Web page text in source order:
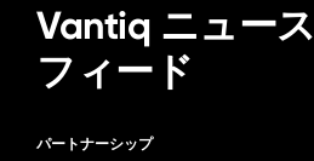
Vantiq ニュース
フィード
パートナーシップ